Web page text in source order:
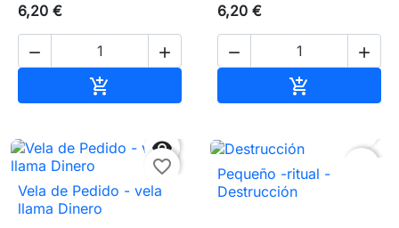
6,20 €
 

6,20 €
 


favorite_border
Vela de Pedido - vela
llama Dinero
Pequeño -ritual -
Destrucción